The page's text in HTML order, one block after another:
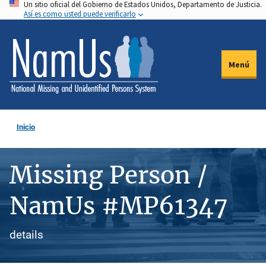
Pasar
al
contenido
principal
Un sitio oficial del Gobierno de Estados Unidos, Departamento de Justicia.
Así es como usted puede verificarlo
Menú
Inicio
Missing Person /
NamUs #MP61347
details